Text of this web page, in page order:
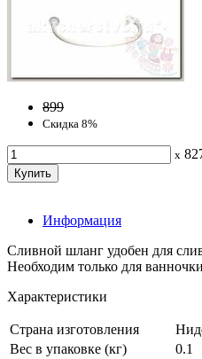
899
Скидка 8%
x
Информация
Сливной шланг удобен для
Необходим только для
Характеристики
Страна изготовления
Вес в упаковке (кг)
0.1